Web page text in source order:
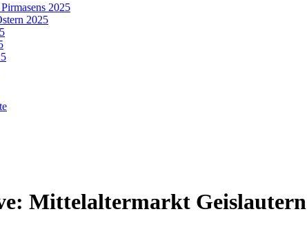
2025
2025
Mittelaltermarkt Geislautern